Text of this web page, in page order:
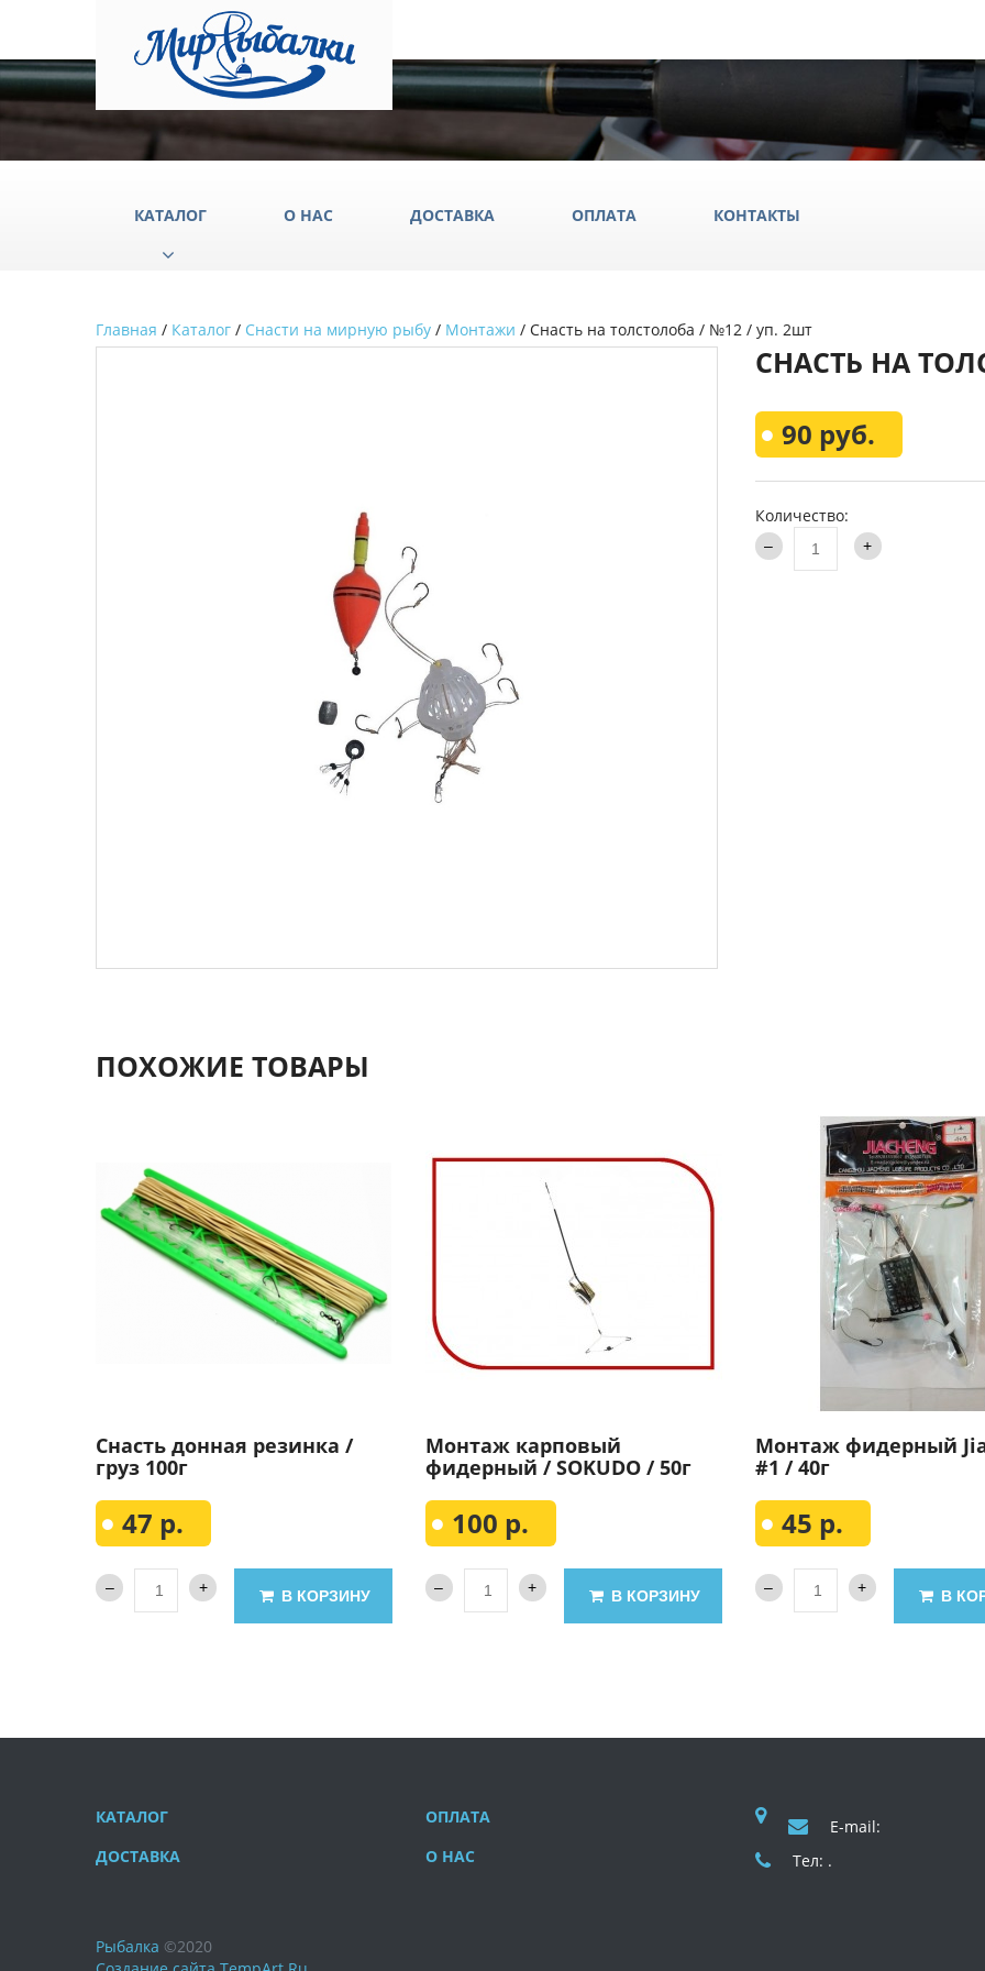
КАТАЛОГ
Аксессуары
Туристическое снаряжение
Грузила
Удочки
Технопланктон
Всё
Каталог
О НАС ДОСТАВКА ОПЛАТА КОНТАКТЫ
Главная / Каталог / Снасти на мирную рыбу / Монтажи / Снасть на толстолоба / №12 / уп. 2шт
СНАСТЬ НА
90 руб.
Количество:
ПОХОЖИЕ ТОВАРЫ
Снасть донная резинка /
груз 100г
47 р.
В КОРЗИНУ
Монтаж карповый
фидерный / SOKUDO / 50г
100 р.
В КОРЗИНУ
Монтаж фидерный
#1 / 40г
45 р.
В
КАТАЛОГ
ДОСТАВКА
ОПЛАТА
О НАС
E-mail:
Тел: .
Рыбалка ©2020